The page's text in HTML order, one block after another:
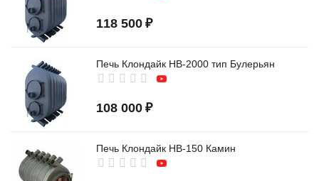
118 500 ₽
Печь Клондайк НВ-2000 тип Булерьян
108 000 ₽
Печь Клондайк НВ-150 Камин